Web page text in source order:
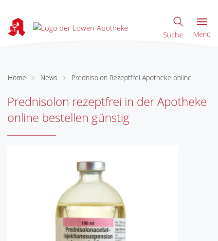
Suche Menü
Home News Prednisolon Rezeptfrei Apotheke online
Prednisolon rezeptfrei in der Apotheke
online bestellen günstig